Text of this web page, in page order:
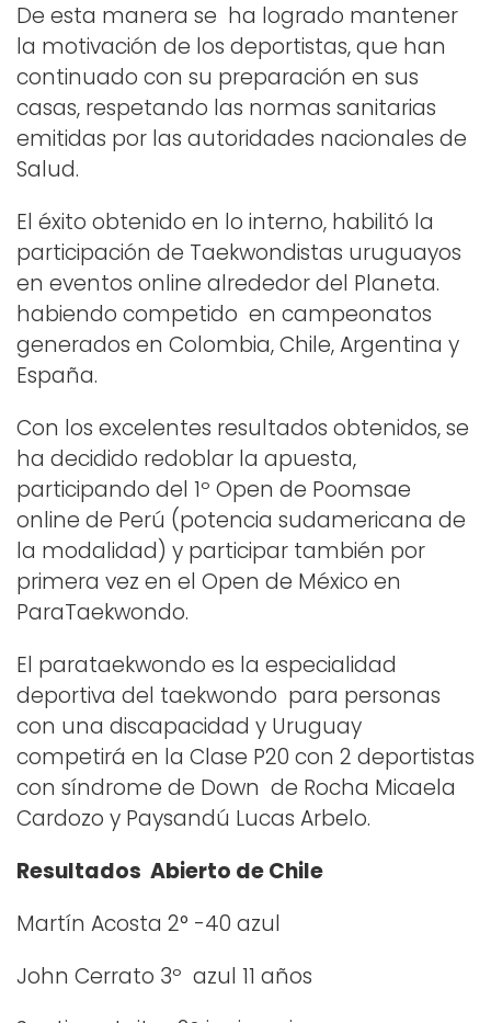
De esta manera se ha logrado mantener
la motivación de los deportistas, que han
continuado con su preparación en sus
casas, respetando las normas sanitarias
emitidas por las autoridades nacionales de
Salud.
El éxito obtenido en lo interno, habilitó la
participación de Taekwondistas uruguayos
en eventos online alrededor del Planeta.
habiendo competido en campeonatos
generados en Colombia, Chile, Argentina y
España.
Con los excelentes resultados obtenidos, se
ha decidido redoblar la apuesta,
participando del 1º Open de Poomsae
online de Perú (potencia sudamericana de
la modalidad) y participar también por
primera vez en el Open de México en
ParaTaekwondo.
El parataekwondo es la especialidad
deportiva del taekwondo para personas
con una discapacidad y Uruguay
competirá en la Clase P20 con 2 deportistas
con síndrome de Down de Rocha Micaela
Cardozo y Paysandú Lucas Arbelo.
Resultados Abierto de Chile
Martín Acosta 2° -40 azul
John Cerrato 3º azul 11 años